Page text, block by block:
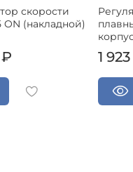
скорости
ON (накладной)
₽ 1